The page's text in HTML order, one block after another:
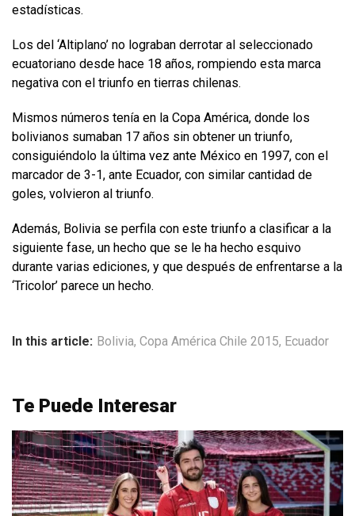
estadísticas.
Los del ‘Altiplano’ no lograban derrotar al seleccionado
ecuatoriano desde hace 18 años, rompiendo esta marca
negativa con el triunfo en tierras chilenas.
Mismos números tenía en la Copa América, donde los
bolivianos sumaban 17 años sin obtener un triunfo,
consiguiéndolo la última vez ante México en 1997, con el
marcador de 3-1, ante Ecuador, con similar cantidad de
goles, volvieron al triunfo.
Además, Bolivia se perfila con este triunfo a clasificar a la
siguiente fase, un hecho que se le ha hecho esquivo
durante varias ediciones, y que después de enfrentarse a la
‘Tricolor’ parece un hecho.
In this article: Bolivia, Copa América Chile 2015, Ecuador
Te Puede Interesar